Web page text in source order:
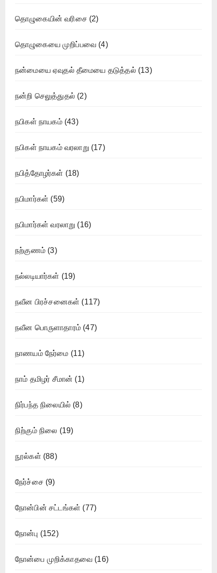
தொழுகையின் வரிசை (2)
தொழுகையை முறிப்பவை (4)
நன்மையை ஏவுதல் தீமையை தடுத்தல் (13)
நன்றி செலுத்துதல் (2)
நபிகள் நாயகம்(43)
நபிகள் நாயகம் வரலாறு (17)
நபித்தோழர்கள் (18)
நபிமார்கள் (59)
நபிமார்கள் வரலாறு (16)
நற்குணம் (3)
நல்லடியார்கள் (19)
நவீன பிரச்சனைகள் (117)
நவீன பொருளாதாரம் (47)
நாணயம் நேர்மை (11)
நாம் தமிழர் சீமான் (1)
நிர்பந்த நிலையில் (8)
நிற்கும் நிலை (19)
நூல்கள் (88)
நேர்ச்சை (9)
நோன்பின் சட்டங்கள் (77)
நோன்பு (152)
நோன்பை முறிக்காதவை (16)